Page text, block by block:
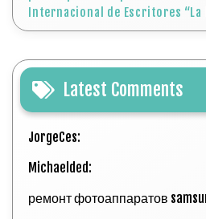
Internacional de Escritores
Latest Comments
JorgeCes:
Michaelded:
ремонт фотоаппаратов